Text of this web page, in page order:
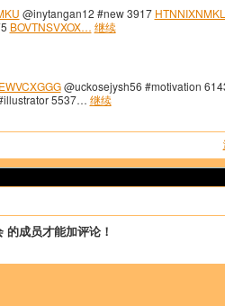
@inytangan12 #new 3917 HTNNIXNMKL
BOVTNSVXOX… 继续
@uckosejysh56 #motivation
5537… 继续
成员才能加评论！